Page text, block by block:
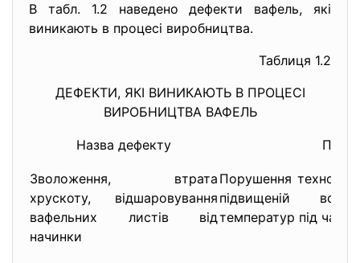
В табл. 1.2 наведено дефекти вафель, які
виникають в процесі виробництва.
Таблиця 1.2
ДЕФЕКТИ, ЯКІ ВИНИКАЮТЬ В ПРОЦЕСІ
ВИРОБНИЦТВА ВАФЕЛЬ
Назва дефекту
Зволоження, втрата
хрускоту, відшаровування
вафельних листів від
начинки
Порушення
підвищеній
температур під час